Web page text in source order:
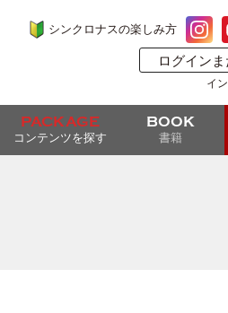
シンクロナスの楽しみ方
ログイン
イ
PACKAGE
コンテンツを探す
BOOK
書籍